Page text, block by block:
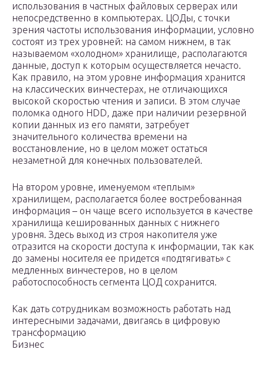
использования в частных файловых серверах или
непосредственно в компьютерах. ЦОДы, с точки
зрения частоты использования информации, условно
состоят из трех уровней: на самом нижнем, в так
называемом «холодном» хранилище, располагаются
данные, доступ к которым осуществляется нечасто.
Как правило, на этом уровне информация хранится
на классических винчестерах, не отличающихся
высокой скоростью чтения и записи. В этом случае
поломка одного HDD, даже при наличии резервной
копии данных из его памяти, затребует
значительного количества времени на
восстановление, но в целом может остаться
незаметной для конечных пользователей.
На втором уровне, именуемом «теплым»
хранилищем, располагается более востребованная
информация – он чаще всего используется в качестве
хранилища кешированных данных с нижнего
уровня. Здесь выход из строя накопителя уже
отразится на скорости доступа к информации, так как
до замены носителя ее придется «подтягивать» с
медленных винчестеров, но в целом
работоспособность сегмента ЦОД сохранится.
Как дать сотрудникам возможность работать над
интересными задачами, двигаясь в цифровую
трансформацию
Бизнес